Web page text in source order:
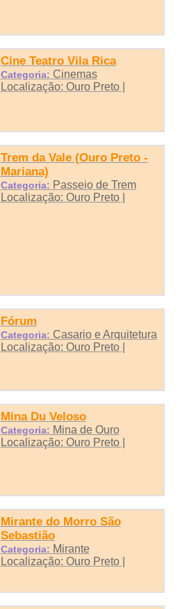
Cine Teatro Vila Rica
Categoria: Cinemas
Localização: Ouro Preto |
Trem da Vale (Ouro Preto -
Mariana)
Categoria: Passeio de Trem
Localização: Ouro Preto |
Fórum
Categoria: Casario e Arquitetura
Localização: Ouro Preto |
Mina Du Veloso
Categoria: Mina de Ouro
Localização: Ouro Preto |
Mirante do Morro São
Sebastião
Categoria: Mirante
Localização: Ouro Preto |